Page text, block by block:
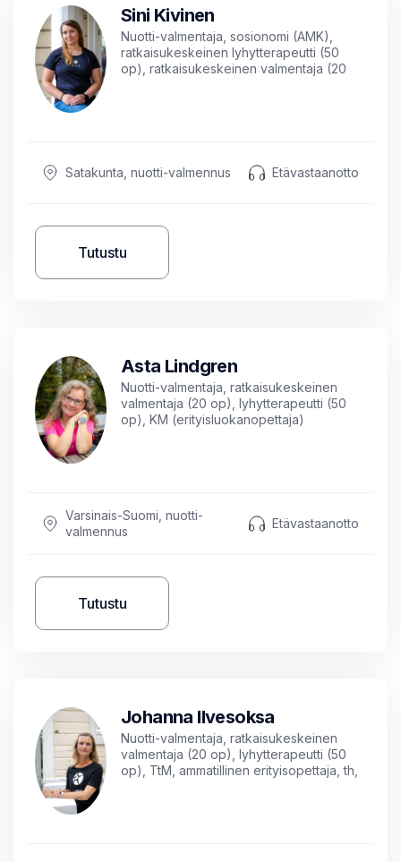
Sini Kivinen
Nuotti-valmentaja, sosionomi (AMK),
ratkaisukeskeinen lyhytterapeutti (50
op), ratkaisukeskeinen valmentaja (20
Satakunta, nuotti-valmennus Etävastaanotto
Tutustu
Asta Lindgren
Nuotti-valmentaja, ratkaisukeskeinen
valmentaja (20 op), lyhytterapeutti (50
op), KM (erityisluokanopettaja)
Varsinais-Suomi, nuotti-
valmennus
Etävastaanotto
Tutustu
Johanna Ilvesoksa
Nuotti-valmentaja, ratkaisukeskeinen
valmentaja (20 op), lyhytterapeutti (50
op), TtM, ammatillinen erityisopettaja, th,